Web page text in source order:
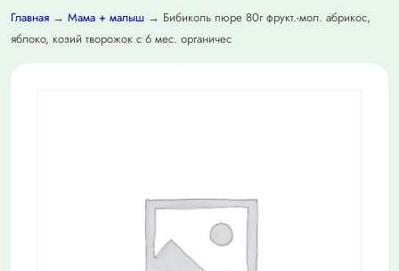
Главная → Мама + малыш → Бибиколь пюре 80г фрукт.-мол. абрикос,
яблоко, козий творожок с 6 мес. органичес